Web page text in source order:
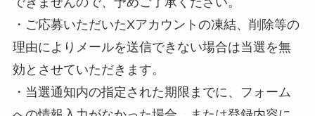
・ご応募いただいたXアカウントの凍結、削除等の
理由によりメールを送信できない場合は当選を無
効とさせていただきます。
・当選通知内の指定された期限までに、フォーム